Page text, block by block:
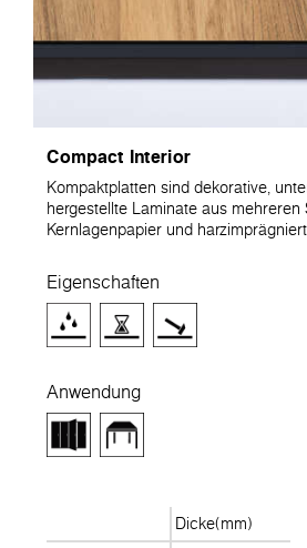
Compact Interior
Kompaktplatten sind dekorative,
hergestellte Laminate aus mehreren
Kernlagenpapier und
Eigenschaften
Anwendung
Dicke(mm)